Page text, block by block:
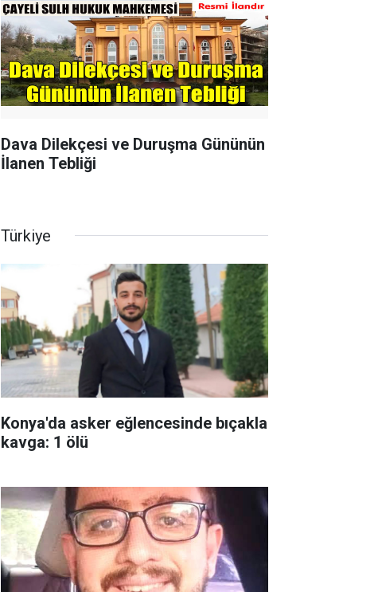
Dava Dilekçesi ve Duruşma Gününün
İlanen Tebliği
Türkiye
Konya'da asker eğlencesinde bıçakla
kavga: 1 ölü